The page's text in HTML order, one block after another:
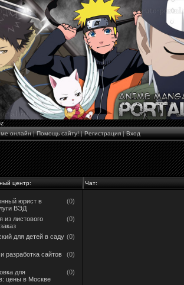
онлайн|Помощь сайту!|Регистрация|Вход
центр: Чат:
юрист в
ВЭД
(0)
из листового
(0)
для детей в саду (0)
разработка сайтов
(0)
для
цены в Москве
(0)